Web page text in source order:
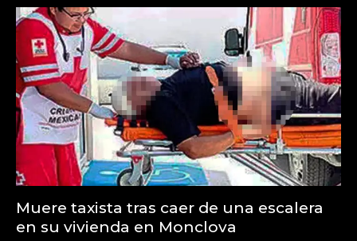
Muere taxista tras caer de una escalera
en su vivienda en Monclova